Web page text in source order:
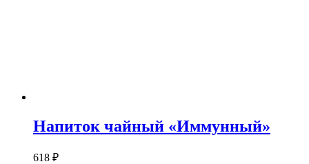
Напиток чайный «Иммунный»
618 ₽